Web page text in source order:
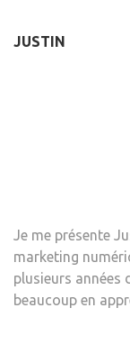
JUSTIN
Je me présente
marketing
plusieurs années
beaucoup en